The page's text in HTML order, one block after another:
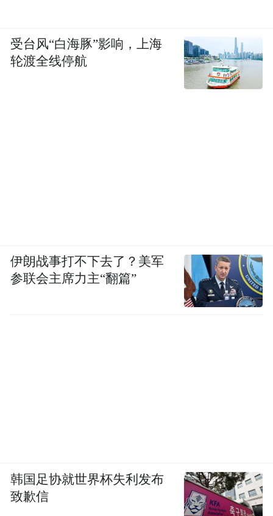
受台风“白海豚”影响，上海
轮渡全线停航
伊朗战事打不下去了？美军
参联会主席力主“翻篇”
韩国足协就世界杯失利发布
致歉信